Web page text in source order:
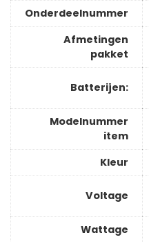
Onderdeelnummer
Afmetingen
pakket
Batterijen:
Modelnummer
item
Kleur
Voltage
Wattage